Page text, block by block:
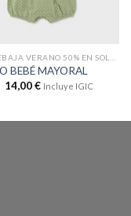
BEBÉ MAYORAL
14,00€ Incluye IGIC